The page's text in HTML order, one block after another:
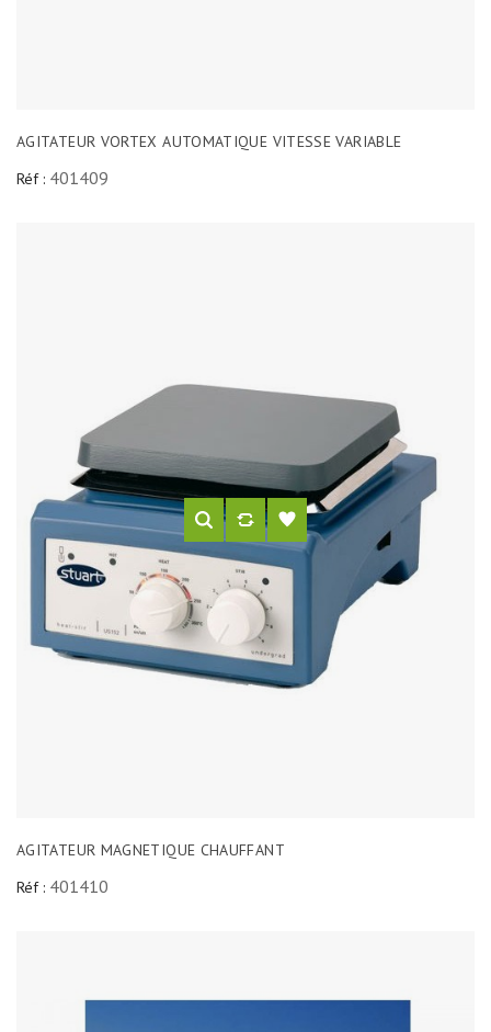
AGITATEUR VORTEX AUTOMATIQUE VITESSE VARIABLE
Réf : 401409
AGITATEUR MAGNETIQUE CHAUFFANT
Réf : 401410